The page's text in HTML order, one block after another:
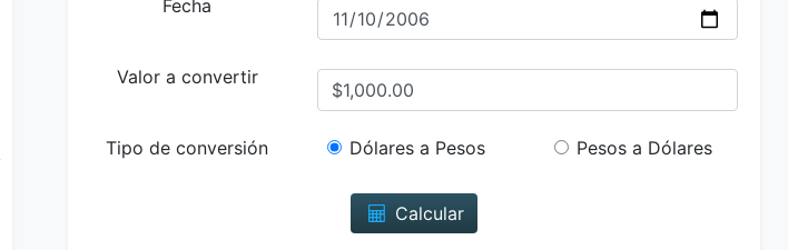
Fecha
Valor a convertir
Tipo de conversión Dólares a Pesos Pesos a Dólares
Calcular